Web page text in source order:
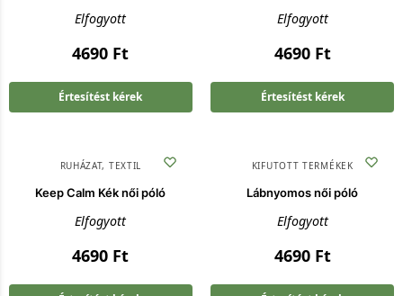
Elfogyott
4690 Ft
Értesítést kérek
Elfogyott
4690 Ft
Értesítést kérek
RUHÁZAT, TEXTIL
Keep Calm Kék női póló
Elfogyott
4690 Ft
KIFUTOTT TERMÉKEK
Lábnyomos női póló
Elfogyott
4690 Ft